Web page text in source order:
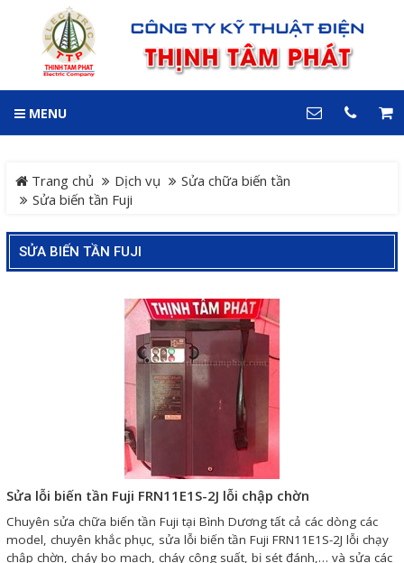
MENU
Trang chủ Dịch vụ
Sửa chữa biến tần
Sửa biến tần Fuji
SỬA BIẾN TẦN FUJI
Sửa lỗi biến tần Fuji FRN11E1S-2J lỗi chập chờn
Chuyên sửa chữa biến tần Fuji tại Bình Dương tất cả các dòng các
model, chuyên khắc phục, sửa lỗi biến tần Fuji FRN11E1S-2J lỗi chạy
chập chờn, cháy bo mạch, cháy công suất, bị sét đánh,… và sửa các
Trang chủ
Sản phẩm
Hệ Thống Cảnh Báo An
Hệ thống điều khiển giám
sát và thu thập dữ liệu
Giải pháp quản lý bằng mã
Bảng LED điện tử
Bảng điện tử năng suất
Bảng Led hiển thị nhiệt độ
GIỎ HÀNG
LIÊN HỆ
Hotline
64 đường 24, KDC Hiệp
Thủ Dầu Một, Tỉnh Bình
Dương
Điện thoại
0909 199 102
COPYRIGHT 2018. ALL RIGHTS RESERVED